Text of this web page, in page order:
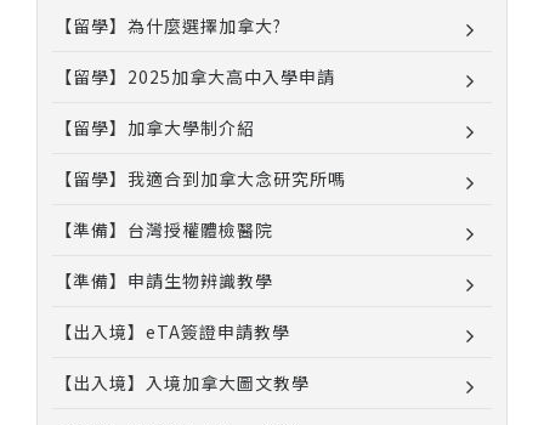
【留學】為什麼選擇加拿大?
【留學】2025加拿大高中入學申請
【留學】加拿大學制介紹
【留學】我適合到加拿大念研究所嗎
【準備】台灣授權體檢醫院
【準備】申請生物辨識教學
【出入境】eTA簽證申請教學
【出入境】入境加拿大圖文教學